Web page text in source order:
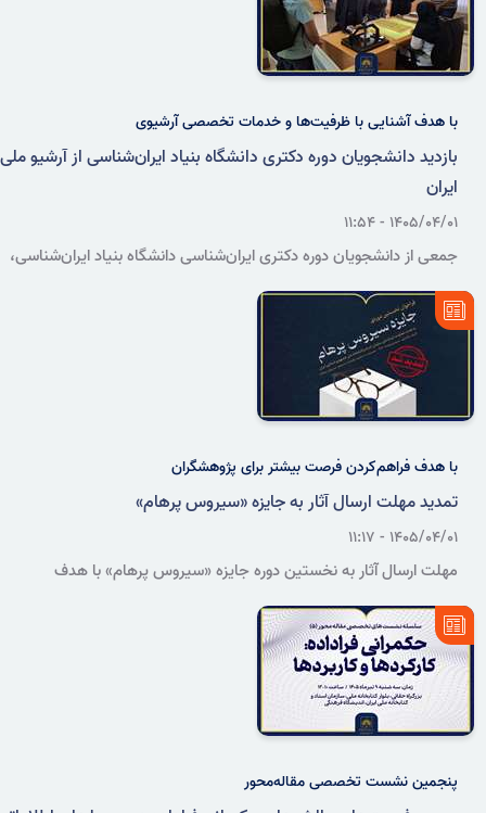
با هدف آشنایی با ظرفیت‌ها و خدمات تخصصی آرشیوی
بازدید دانشجویان دوره دکتری دانشگاه بنیاد ایران‌شناسی از آرشیو ملی
ایران
۱۴۰۵/۰۴/۰۱ - ۱۱:۵۴
جمعی از دانشجویان دوره دکتری ایران‌شناسی دانشگاه بنیاد ایران‌شناسی،
و حفاظت اسناد و شیوه ارائه خدمات آرشیوی به پژوهشگران آشنا شدند.
با هدف فراهم‌کردن فرصت بیشتر برای پژوهشگران
تمدید مهلت ارسال آثار به جایزه «سیروس پرهام»
۱۴۰۵/۰۴/۰۱ - ۱۱:۱۷
مهلت ارسال آثار به نخستین دوره جایزه «سیروس پرهام» با هدف
اسناد و مطالعات آرشیوی، تا ۱ مردادماه ۱۴۰۵ تمدید شد.
پنجمین نشست تخصصی مقاله‌محور